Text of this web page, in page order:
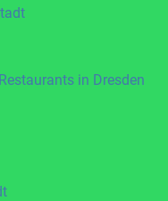
in Dresden